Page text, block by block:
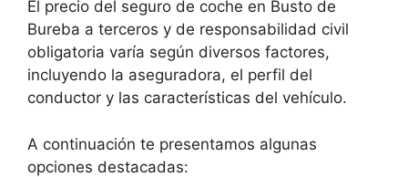
El precio del seguro de coche en Busto de
Bureba a terceros y de responsabilidad civil
obligatoria varía según diversos factores,
incluyendo la aseguradora, el perfil del
conductor y las características del vehículo.
A continuación te presentamos algunas
opciones destacadas: